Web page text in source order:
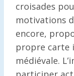
croisades
motivations
encore,
propre carte
médiévale.